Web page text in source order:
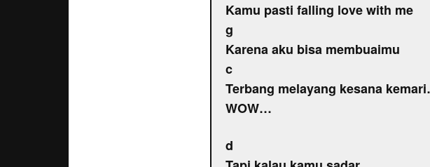
Kamu pasti falling love with me
g
Karena aku bisa membuaimu
c
Terbang melayang kesana
WOW…
d